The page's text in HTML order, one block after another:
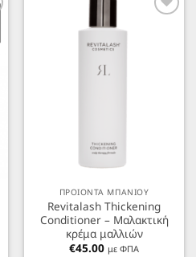
Προσθήκη
ΠΡΟΙΟΝΤΑ ΜΠΑΝΙΟΥ
Revitalash Thickening
Conditioner – Μαλακτική
κρέμα μαλλιών
€45.00 με ΦΠΑ